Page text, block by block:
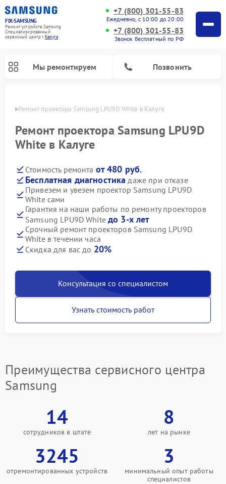
FIX-SAMSUNG
Ремонт устройств Samsung
Специализированный
cервисный центр г.Калуга
+7 (800) 301-55-83
Ежедневно, с 10:00 до 20:00
+7 (800) 301-55-83
Звонок бесплатный по РФ
Мы ремонтируем Позвонить
Ремонт проектора Samsung LPU9D White в Калуге
Ремонт проектора Samsung LPU9D
White в Калуге
Стоимость ремонта от 480 руб.
Бесплатная диагностика даже при отказе
Привезем и увезем проектор Samsung LPU9D
White сами
Гарантия на наши работы по ремонту проекторов
Samsung LPU9D White до 3-х лет
Срочный ремонт проекторов Samsung LPU9D
White в течении часа
Скидка для вас до 20%
Консультация со специалистом
Узнать стоимость работ
Преимущества сервисного центра
Samsung
14
сотрудников в штате
8
лет на рынке
3245
отремонтированных устройств
3
минимальный опыт работы
специалистов